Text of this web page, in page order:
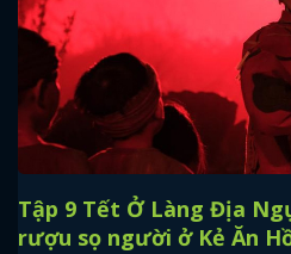
Tập 9 Tết Ở Làng Địa
rượu sọ người ở Kẻ Ăn